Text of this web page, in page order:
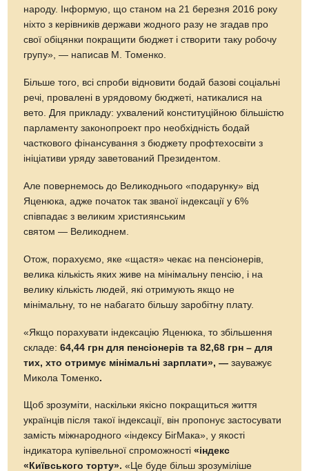
народу. Інформую, що станом на 21 березня 2016 року
ніхто з керівників держави жодного разу не згадав про
свої обіцянки покращити бюджет і створити таку робочу
групу», — написав М. Томенко.
Більше того, всі спроби відновити бодай базові соціальні
речі, провалені в урядовому бюджеті, натикалися на
вето. Для прикладу: ухвалений конституційною більшістю
парламенту законопроект про необхідність бодай
часткового фінансування з бюджету профтехосвіти з
ініціативи уряду заветований Президентом.
Але повернемось до Великоднього «подарунку» від
Яценюка, адже початок так званої індексації у 6%
співпадає з великим християнським
святом — Великоднем.
Отож, порахуємо, яке «щастя» чекає на пенсіонерів,
велика кількість яких живе на мінімальну пенсію, і на
велику кількість людей, які отримують якщо не
мінімальну, то не набагато більшу заробітну плату.
«Якщо порахувати індексацію Яценюка, то збільшення
складе:64,44 грн для пенсіонерів та 82,68 грн – для
тих, хто отримує мінімальні зарплати», — зауважує
Микола Томенко.
Щоб зрозуміти, наскільки якісно покращиться життя
українців після такої індексації, він пропонує застосувати
замість міжнародного «індексу БігМака», у якості
індикатора купівельної спроможності«індекс
«Київського торту». «Це буде більш зрозуміліше